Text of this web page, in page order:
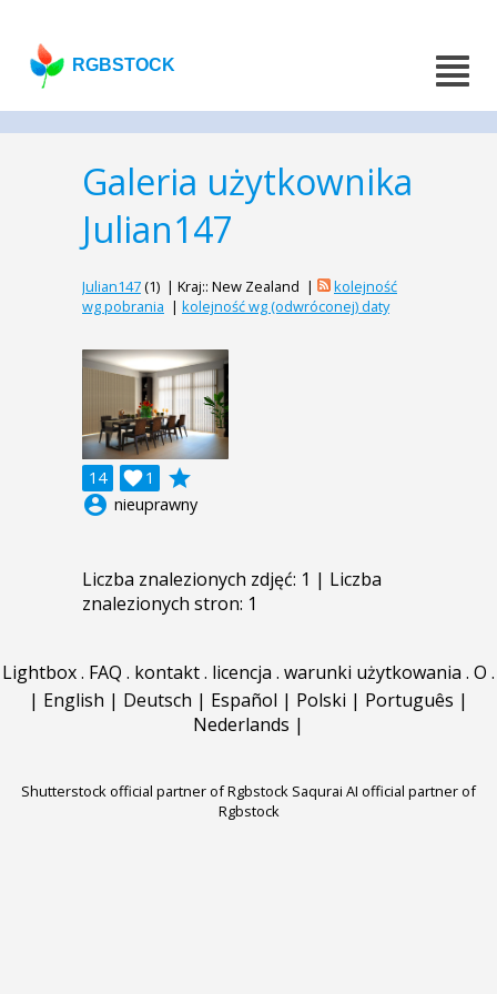
RGBSTOCK
Galeria użytkownika
Julian147
Julian147(1) | Kraj:: New Zealand |
kolejność
wg pobrania | kolejność wg (odwróconej) daty
14 1

grade
account_circle nieuprawny
Liczba znalezionych zdjęć: 1 | Liczba
znalezionych stron: 1
Lightbox. FAQ . kontakt. licencja . warunki użytkowania . O .
| English | Deutsch | Español | Polski | Português |
Nederlands |
Shutterstock official partner of Rgbstock Saqurai AI official partner of
Rgbstock